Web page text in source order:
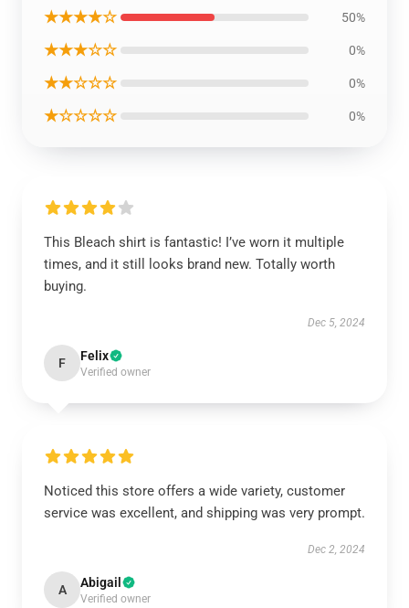
★★★★☆ 50%
★★★☆☆ 0%
★★☆☆☆ 0%
★☆☆☆☆ 0%
This Bleach shirt is fantastic! I’ve worn it multiple
times, and it still looks brand new. Totally worth
buying.
Dec 5, 2024
F Felix
Verified owner
Noticed this store offers a wide variety, customer
service was excellent, and shipping was very prompt.
Dec 2, 2024
A Abigail
Verified owner